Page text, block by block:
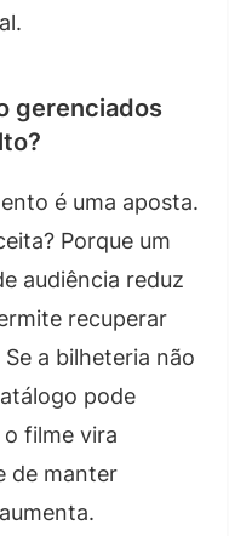
gerenciados
é uma aposta.
Porque um
audiência reduz
recuperar
a bilheteria não
pode
filme vira
de manter